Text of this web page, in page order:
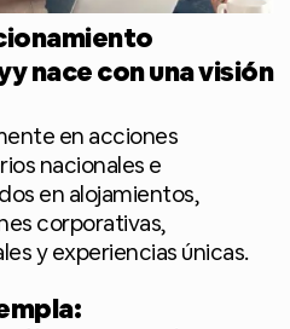
nace con una visión
en acciones
nacionales e
en alojamientos,
corporativas,
y experiencias únicas.